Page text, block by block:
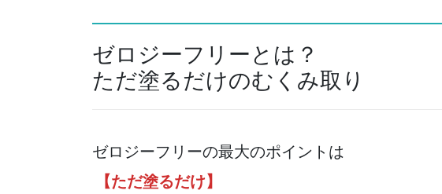
ゼロジーフリーとは？
ただ塗るだけのむくみ取り
ゼロジーフリーの最大のポイントは
【ただ塗るだけ】